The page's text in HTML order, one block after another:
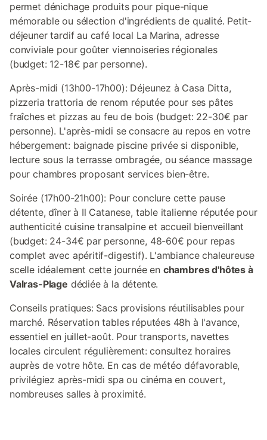
permet dénichage produits pour pique-nique
mémorable ou sélection d'ingrédients de qualité. Petit-
déjeuner tardif au café local La Marina, adresse
conviviale pour goûter viennoiseries régionales
(budget: 12-18€ par personne).
Après-midi (13h00-17h00): Déjeunez à Casa Ditta,
pizzeria trattoria de renom réputée pour ses pâtes
fraîches et pizzas au feu de bois (budget: 22-30€ par
personne). L'après-midi se consacre au repos en votre
hébergement: baignade piscine privée si disponible,
lecture sous la terrasse ombragée, ou séance massage
pour chambres proposant services bien-être.
Soirée (17h00-21h00): Pour conclure cette pause
détente, dîner à Il Catanese, table italienne réputée pour
authenticité cuisine transalpine et accueil bienveillant
(budget: 24-34€ par personne, 48-60€ pour repas
complet avec apéritif-digestif). L'ambiance chaleureuse
scelle idéalement cette journée en chambres d'hôtes à
Valras-Plage dédiée à la détente.
Conseils pratiques: Sacs provisions réutilisables pour
marché. Réservation tables réputées 48h à l'avance,
essentiel en juillet-août. Pour transports, navettes
locales circulent régulièrement: consultez horaires
auprès de votre hôte. En cas de météo défavorable,
privilégiez après-midi spa ou cinéma en couvert,
nombreuses salles à proximité.